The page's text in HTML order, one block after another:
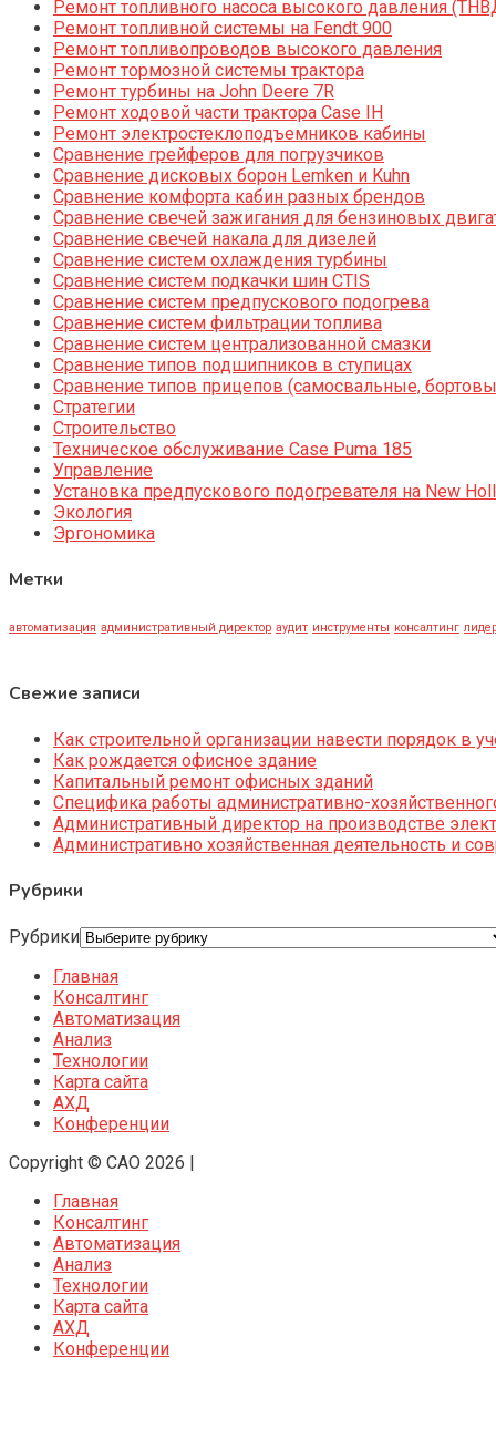
Ремонт топливного насоса высокого давления
Ремонт топливной системы на Fendt 900
Ремонт топливопроводов высокого давления
Ремонт тормозной системы трактора
Ремонт турбины на John Deere 7R
Ремонт ходовой части трактора Case IH
Ремонт электростеклоподъемников кабины
Сравнение грейферов для погрузчиков
Сравнение дисковых борон Lemken и Kuhn
Сравнение комфорта кабин разных брендов
Сравнение свечей зажигания для бензиновых
Сравнение свечей накала для дизелей
Сравнение систем охлаждения турбины
Сравнение систем подкачки шин CTIS
Сравнение систем предпускового подогрева
Сравнение систем фильтрации топлива
Сравнение систем централизованной смазки
Сравнение типов подшипников в ступицах
Сравнение типов прицепов (самосвальные,
Стратегии
Строительство
Техническое обслуживание Case Puma 185
Управление
Установка предпускового подогревателя на New
Экология
Эргономика
Метки
автоматизация административный директор аудит инструменты консалтинг
Свежие записи
Как строительной организации навести порядок в
Как рождается офисное здание
Капитальный ремонт офисных зданий
Специфика работы административно-
Административный директор на производстве
Административно хозяйственная деятельность и
Рубрики
Рубрики
Главная
Консалтинг
Автоматизация
Анализ
Технологии
Карта сайта
АХД
Конференции
Copyright © CAO 2026
Главная
Консалтинг
Автоматизация
Анализ
Технологии
Карта сайта
АХД
Конференции